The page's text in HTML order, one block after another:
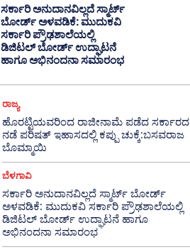
ಸರ್ಕಾರಿ ಅನುದಾನವಿಲ್ಲದೆ ಸ್ಮಾರ್ಟ್
ಬೋರ್ಡ್ ಅಳವಡಿಕೆ: ಮುದುಕವಿ
ಸರ್ಕಾರಿ ಪ್ರೌಢಶಾಲೆಯಲ್ಲಿ
ಡಿಜಿಟಲ್ ಬೋರ್ಡ್ ಉದ್ಘಾಟನೆ
ಹಾಗೂ ಅಭಿನಂದನಾ ಸಮಾರಂಭ
ರಾಜ್ಯ
ಹೊರಟ್ಟಿಯವರಿಂದ ರಾಜೀನಾಮೆ ಪಡೆದ ಸರ್ಕಾರದ
ನಡೆ ಪರಿಷತ್ ಇಹಾಸದಲ್ಲಿ ಕಪ್ಪು ಚುಕ್ಕೆ:ಬಸವರಾಜ
ಬೊಮ್ಮಾಯಿ
ಬೆಳಗಾವಿ
ಸರ್ಕಾರಿ ಅನುದಾನವಿಲ್ಲದೆ ಸ್ಮಾರ್ಟ್ ಬೋರ್ಡ್
ಅಳವಡಿಕೆ: ಮುದುಕವಿ ಸರ್ಕಾರಿ ಪ್ರೌಢಶಾಲೆಯಲ್ಲಿ
ಡಿಜಿಟಲ್ ಬೋರ್ಡ್ ಉದ್ಘಾಟನೆ ಹಾಗೂ
ಅಭಿನಂದನಾ ಸಮಾರಂಭ